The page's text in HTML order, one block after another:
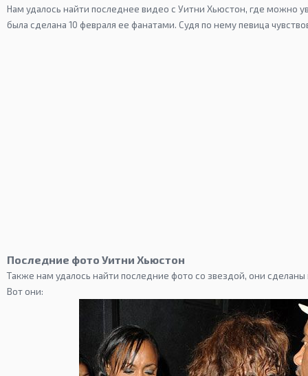
Нам удалось найти последнее видео с Уитни Хьюстон, где можно
была сделана 10 февраля ее фанатами. Судя по нему певица
Последние фото Уитни Хьюстон
Также нам удалось найти последние фото со звездой, они
Вот они: